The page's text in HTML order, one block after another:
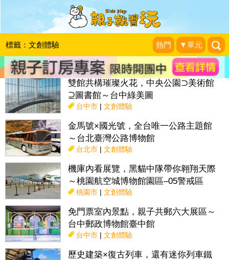
標籤：文創體驗 熱門 ▼單元
搜尋目前位置》
話題： 親子活動＆展覽 親子餐廳 特色國小 親子露營地
雙館共構璀璨火花，中央公園⊃美術館
⊇圖書館～台中綠美圖
台中市| 文創體驗
金馬號×國光號，全台唯一公路主題館
～台北臺灣公路博物館
台北市| 文創體驗
機庫內看展覽，黑貓中隊帶你翱翔天際
～桃園航空城博物館園區–05警戒區
桃園市| 文創體驗
免門票室內景點，親子共郵六大展區～
台中郵政博物館臺中館
台中市| 文創體驗
歷史建築×復古列車，還有迷你列車鐵